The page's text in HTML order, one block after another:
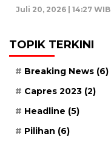
Juli 20, 2026 | 14:27 WIB
TOPIK TERKINI
Breaking News (6)
Capres 2023 (2)
Headline (5)
Pilihan (6)